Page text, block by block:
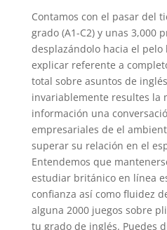
Contamos con el pasar del
grado (A1-C2) y unas 3,000
desplazándolo hacia el
explicar referente a
total sobre asuntos de
invariablemente resultes la
información una
empresariales de el
superar su relación en el
Entendemos que
estudiar británico en lí­nea
confianza así­ como fluidez
alguna 2000 juegos sobre
tu grado de inglés. Puedes